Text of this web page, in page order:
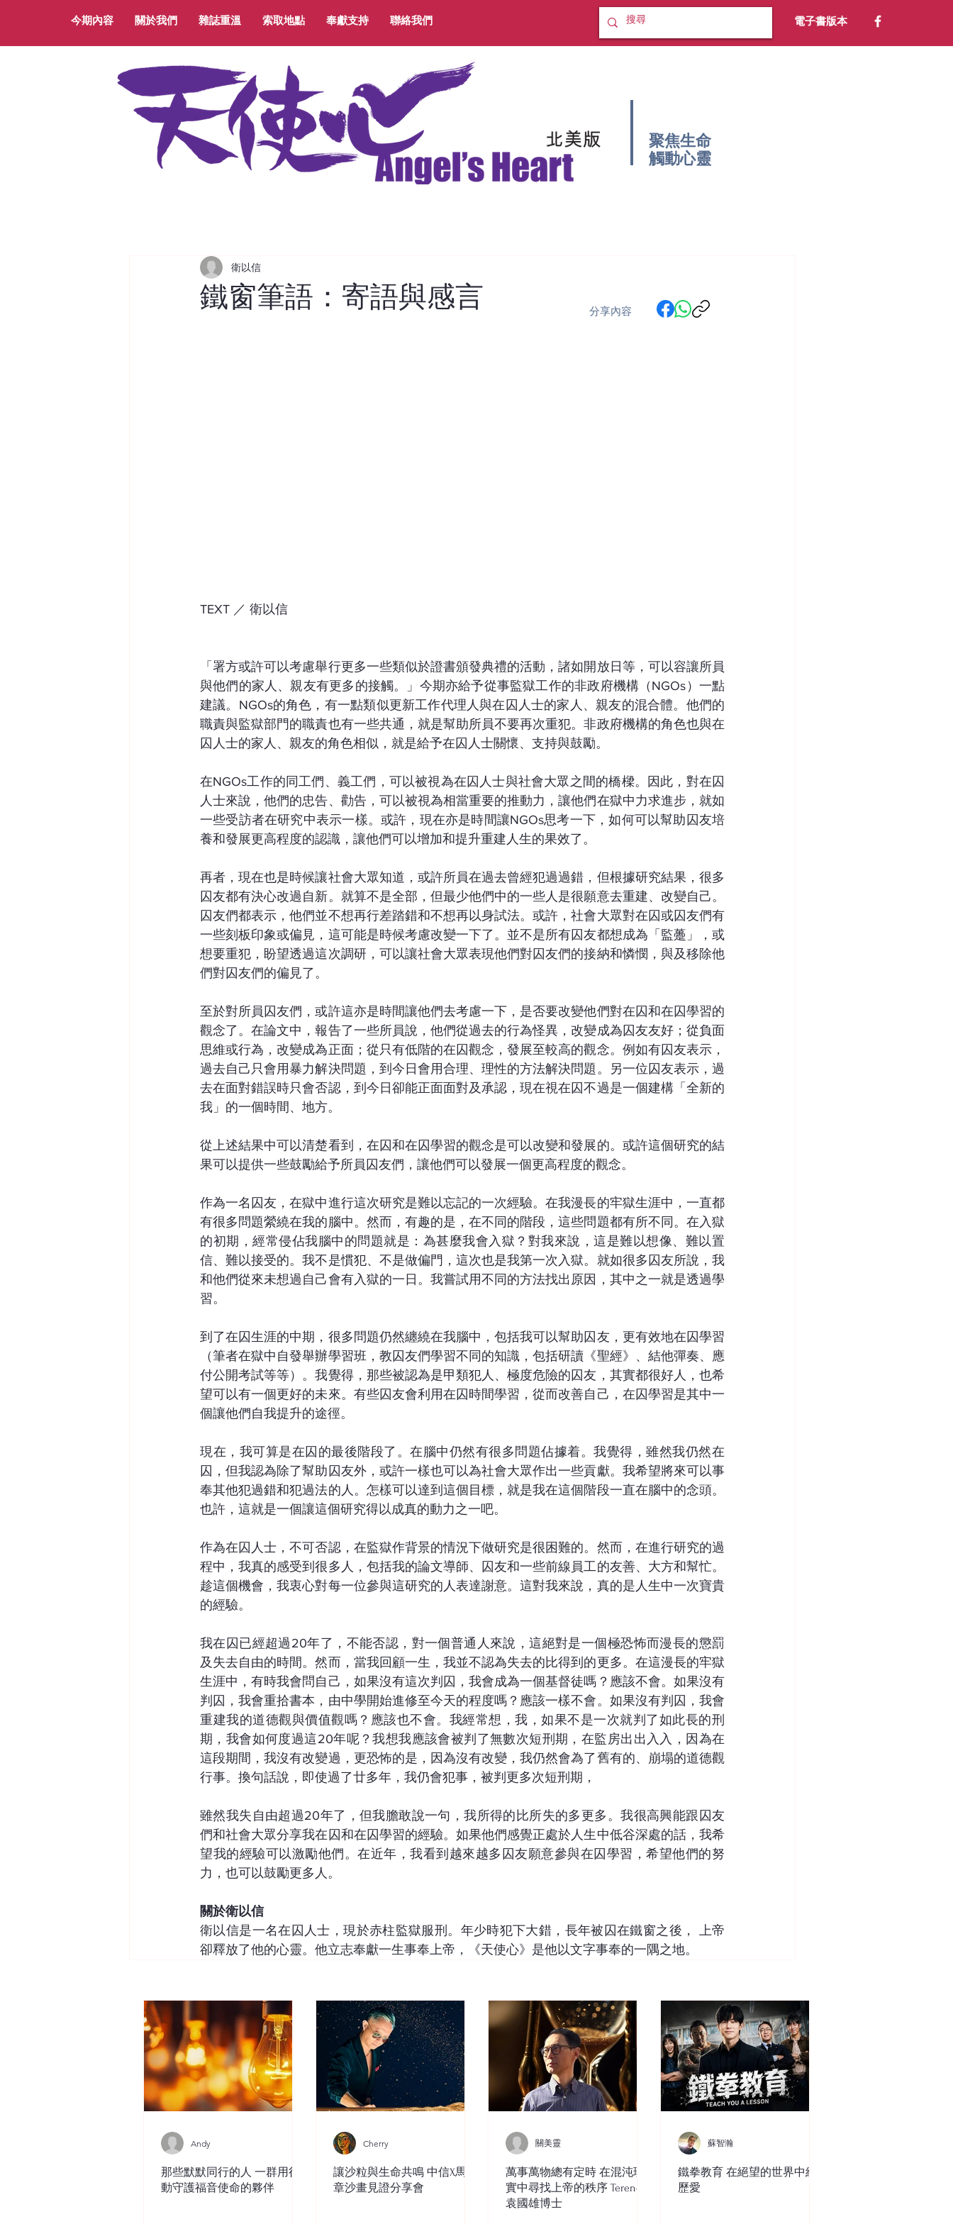
今期內容 關於我們 雜誌重溫 索取地點 奉獻支持 聯絡我們 電子書版本
聚焦生命
​觸動心靈
鐵窗筆語：寄語與感言
衛以信
TEXT ／ 衛以信
「署方或許可以考慮舉行更多一些類似於證書頒發典禮的活動，諸如開放日等，可以容讓所員
與他們的家人、親友有更多的接觸。」今期亦給予從事監獄工作的非政府機構（NGOs）一點
建議。NGOs的角色，有一點類似更新工作代理人與在囚人士的家人、親友的混合體。他們的
職責與監獄部門的職責也有一些共通，就是幫助所員不要再次重犯。非政府機構的角色也與在
囚人士的家人、親友的角色相似，就是給予在囚人士關懷、支持與鼓勵。
在NGOs工作的同工們、義工們，可以被視為在囚人士與社會大眾之間的橋樑。因此，對在囚
人士來說，他們的忠告、勸告，可以被視為相當重要的推動力，讓他們在獄中力求進步，就如
一些受訪者在研究中表示一樣。或許，現在亦是時間讓NGOs思考一下，如何可以幫助囚友培
養和發展更高程度的認識，讓他們可以增加和提升重建人生的果效了。
再者，現在也是時候讓社會大眾知道，或許所員在過去曾經犯過過錯，但根據研究結果，很多
囚友都有決心改過自新。就算不是全部，但最少他們中的一些人是很願意去重建、改變自己。
囚友們都表示，他們並不想再行差踏錯和不想再以身試法。或許，社會大眾對在囚或囚友們有
一些刻板印象或偏見，這可能是時候考慮改變一下了。並不是所有囚友都想成為「監躉」，或
想要重犯，盼望透過這次調研，可以讓社會大眾表現他們對囚友們的接納和憐憫，與及移除他
們對囚友們的偏見了。
至於對所員囚友們，或許這亦是時間讓他們去考慮一下，是否要改變他們對在囚和在囚學習的
觀念了。在論文中，報告了一些所員說，他們從過去的行為怪異，改變成為囚友友好；從負面
思維或行為，改變成為正面；從只有低階的在囚觀念，發展至較高的觀念。例如有囚友表示，
過去自己只會用暴力解決問題，到今日會用合理、理性的方法解決問題。另一位囚友表示，過
去在面對錯誤時只會否認，到今日卻能正面面對及承認，現在視在囚不過是一個建構「全新的
我」的一個時間、地方。
從上述結果中可以清楚看到，在囚和在囚學習的觀念是可以改變和發展的。或許這個研究的結
果可以提供一些鼓勵給予所員囚友們，讓他們可以發展一個更高程度的觀念。
作為一名囚友，在獄中進行這次研究是難以忘記的一次經驗。在我漫長的牢獄生涯中，一直都
有很多問題縈繞在我的腦中。然而，有趣的是，在不同的階段，這些問題都有所不同。在入獄
的初期，經常侵佔我腦中的問題就是：為甚麼我會入獄？對我來說，這是難以想像、難以置
信、難以接受的。我不是慣犯、不是做偏門，這次也是我第一次入獄。就如很多囚友所說，我
和他們從來未想過自己會有入獄的一日。我嘗試用不同的方法找出原因，其中之一就是透過學
習。
到了在囚生涯的中期，很多問題仍然纏繞在我腦中，包括我可以幫助囚友，更有效地在囚學習
（筆者在獄中自發舉辦學習班，教囚友們學習不同的知識，包括研讀《聖經》、結他彈奏、應
付公開考試等等）。我覺得，那些被認為是甲類犯人、極度危險的囚友，其實都很好人，也希
望可以有一個更好的未來。有些囚友會利用在囚時間學習，從而改善自己，在囚學習是其中一
個讓他們自我提升的途徑。
現在，我可算是在囚的最後階段了。在腦中仍然有很多問題佔據着。我覺得，雖然我仍然在
囚，但我認為除了幫助囚友外，或許一樣也可以為社會大眾作出一些貢獻。我希望將來可以事
奉其他犯過錯和犯過法的人。怎樣可以達到這個目標，就是我在這個階段一直在腦中的念頭。
也許，這就是一個讓這個研究得以成真的動力之一吧。
作為在囚人士，不可否認，在監獄作背景的情況下做研究是很困難的。然而，在進行研究的過
程中，我真的感受到很多人，包括我的論文導師、囚友和一些前線員工的友善、大方和幫忙。
趁這個機會，我衷心對每一位參與這研究的人表達謝意。這對我來說，真的是人生中一次寶貴
的經驗。
我在囚已經超過20年了，不能否認，對一個普通人來說，這絕對是一個極恐怖而漫長的懲罰
及失去自由的時間。然而，當我回顧一生，我並不認為失去的比得到的更多。在這漫長的牢獄
生涯中，有時我會問自己，如果沒有這次判囚，我會成為一個基督徒嗎？應該不會。如果沒有
判囚，我會重拾書本，由中學開始進修至今天的程度嗎？應該一樣不會。如果沒有判囚，我會
重建我的道德觀與價值觀嗎？應該也不會。我經常想，我，如果不是一次就判了如此長的刑
期，我會如何度過這20年呢？我想我應該會被判了無數次短刑期，在監房出出入入，因為在
這段期間，我沒有改變過，更恐怖的是，因為沒有改變，我仍然會為了舊有的、崩塌的道德觀
行事。換句話說，即使過了廿多年，我仍會犯事，被判更多次短刑期，
雖然我失自由超過20年了，但我膽敢說一句，我所得的比所失的多更多。我很高興能跟囚友
們和社會大眾分享我在囚和在囚學習的經驗。如果他們感覺正處於人生中低谷深處的話，我希
望我的經驗可以激勵他們。在近年，我看到越來越多囚友願意參與在囚學習，希望他們的努
力，也可以鼓勵更多人。
關於衛以信
衛以信是一名在囚人士，現於赤柱監獄服刑。年少時犯下大錯，長年被囚在鐵窗之後， 上帝
卻釋放了他的心靈。他立志奉獻一生事奉上帝，《天使心》是他以文字事奉的一隅之地。
分享內容
那些默默同行的人 一群用行
動守護福音使命的夥伴
Andy
讓沙粒與生命共鳴 中信X馬穎
章沙畫見證分享會
Cherry
萬事萬物總有定時 在混沌現
實中尋找上帝的秩序 Terence
袁國雄博士
關美靈
鐵拳教育 在絕望的世界中經
歷愛
蘇智瀚